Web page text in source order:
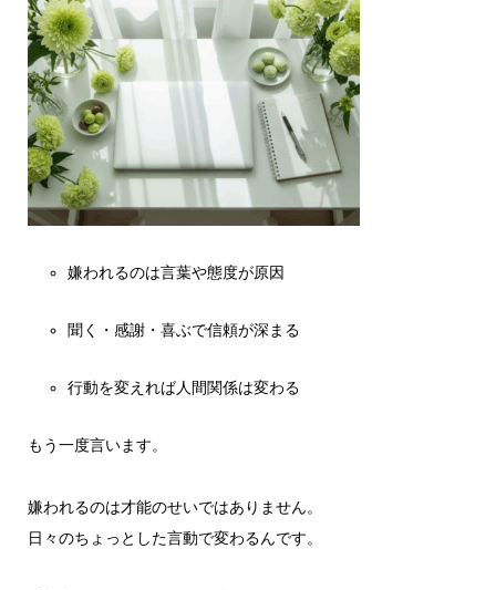
嫌われるのは言葉や態度が原因
聞く・感謝・喜ぶで信頼が深まる
行動を変えれば人間関係は変わる
もう一度言います。
嫌われるのは才能のせいではありません。
日々のちょっとした言動で変わるんです。